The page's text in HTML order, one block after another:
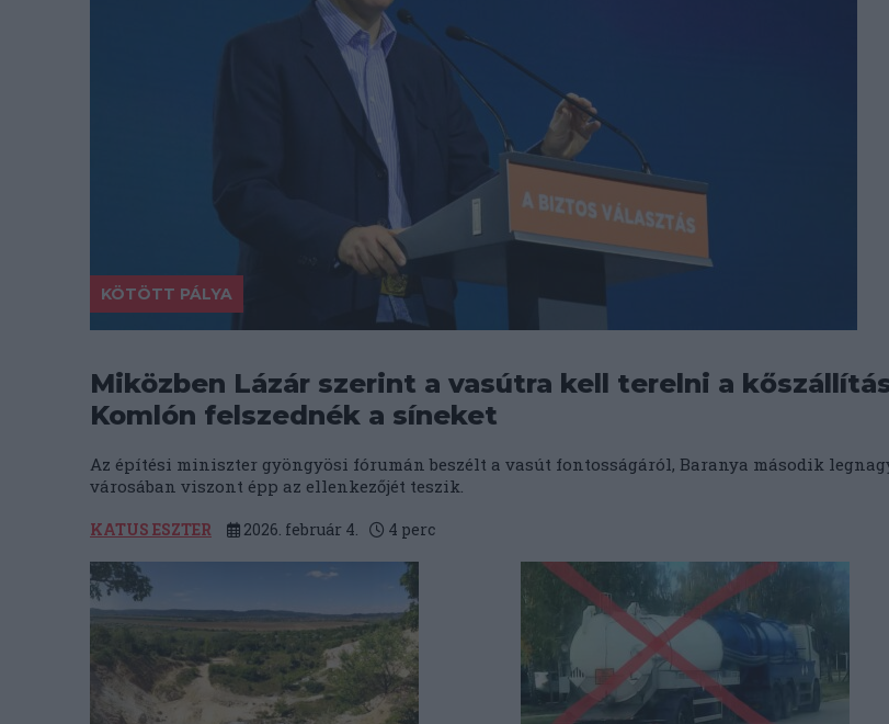
KÖTÖTT PÁLYA
Miközben Lázár szerint a vasútra kell terelni a
Komlón felszednék a síneket
Az építési miniszter gyöngyösi fórumán beszélt a vasút fontosságáról, Baranya második
városában viszont épp az ellenkezőjét teszik.
KATUS ESZTER 2026. február 4. 4 perc